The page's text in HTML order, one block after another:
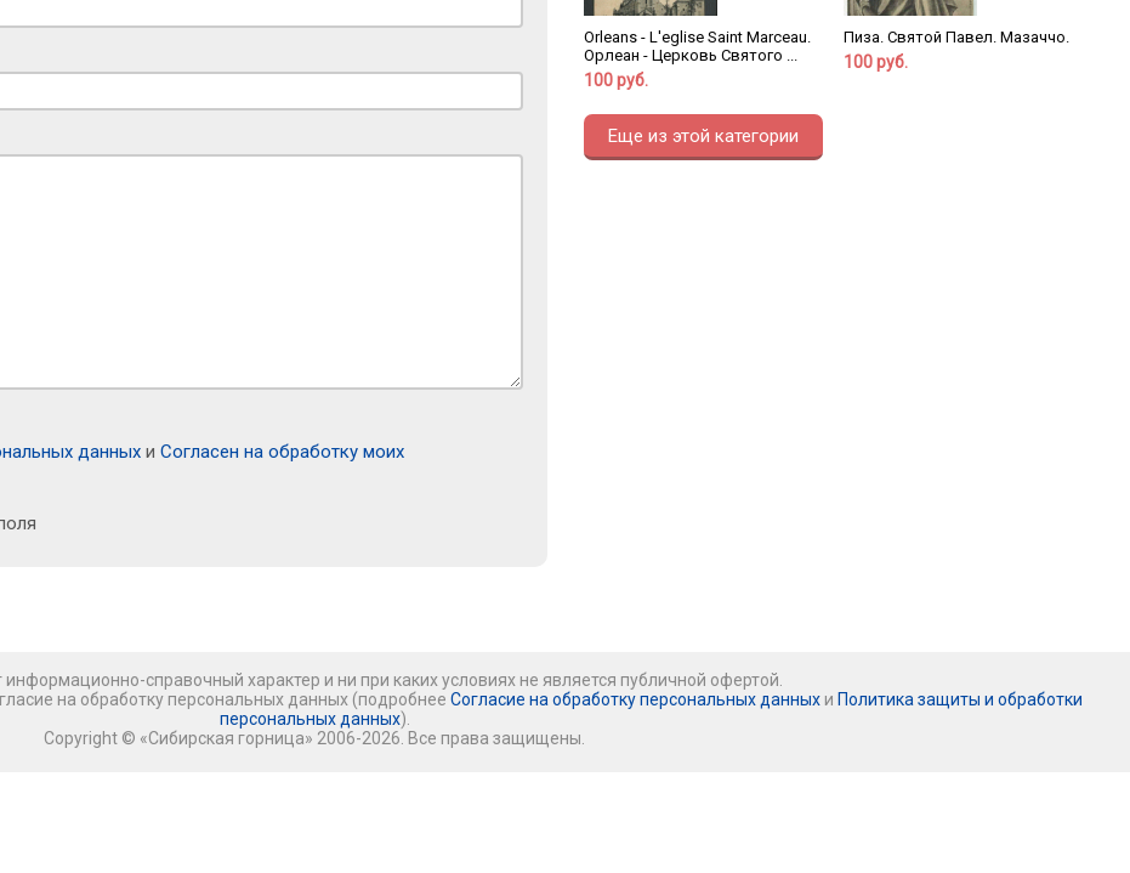
данных и Согласен на обработку моих
Orleans - L'eglise Saint Marceau.
Орлеан - Церковь Святого ...
100 руб.
Пиза. Святой Павел. Мазаччо.
100 руб.
Еще из этой категории
справочный характер и ни при каких условиях не является публичной офертой.
на обработку персональных данных (подробнее Согласие на обработку персональных данныхи Политика защиты и обработки
персональных данных).
Copyright © «Сибирская горница» 2006-2026. Все права защищены.